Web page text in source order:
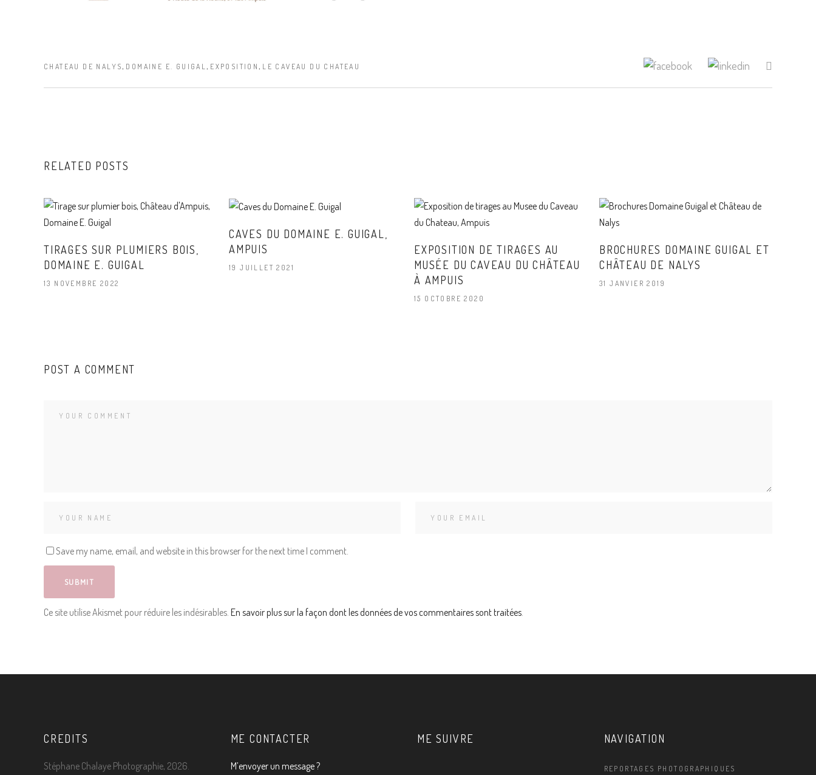
CHATEAU DE NALYS, DOMAINE E. GUIGAL, EXPOSITION, LE CAVEAU DU CHATEAU
RELATED POSTS
TIRAGES SUR PLUMIERS BOIS,
DOMAINE E. GUIGAL
13 NOVEMBRE 2022
CAVES DU DOMAINE E. GUIGAL,
AMPUIS
19 JUILLET 2021
EXPOSITION DE TIRAGES AU
MUSÉE DU CAVEAU DU CHÂTEAU
À AMPUIS
15 OCTOBRE 2020
BROCHURES DOMAINE GUIGAL ET
CHÂTEAU DE NALYS
31 JANVIER 2019
POST A COMMENT
Save my name, email, and website in this browser for the next time I comment.
Ce site utilise Akismet pour réduire les indésirables. En savoir plus sur la façon dont les données de vos commentaires sont traitées
CREDITS
Stéphane Chalaye Photographie, 2026.
ME CONTACTER
M’envoyer un message ?
ME SUIVRE NAVIGATION
REPORTAGES PHOTOGRAPHIQUES